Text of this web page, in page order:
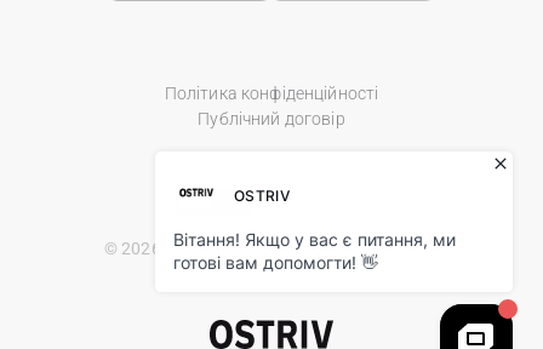
Політика конфіденційності
Публічний договір
© 2026 Ostriv.ua Store. All Rights Reserved.